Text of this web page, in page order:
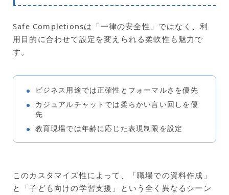
Safe Completionsは「一律の安全性」ではなく、利
用目的に合わせて設定を変えられる柔軟性も魅力で
す。
ビジネス用途では正確性とフォーマルさを優先
カジュアルチャットでは柔らかい言い回しを優
先
教育現場では年齢に応じた表現制限を設定
このカスタマイズ性によって、「職場での資料作成」
と「子ども向けの学習支援」という全く異なるシーン